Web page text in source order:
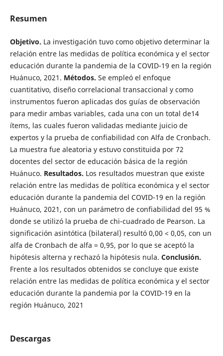
Resumen
Objetivo. La investigación tuvo como objetivo determinar la
relación entre las medidas de política económica y el sector
educación durante la pandemia de la COVID-19 en la región
Huánuco, 2021. Métodos. Se empleó el enfoque
cuantitativo, diseño correlacional transaccional y como
instrumentos fueron aplicadas dos guías de observación
para medir ambas variables, cada una con un total de14
ítems, las cuales fueron validadas mediante juicio de
expertos y la prueba de confiabilidad con Alfa de Cronbach.
La muestra fue aleatoria y estuvo constituida por 72
docentes del sector de educación básica de la región
Huánuco. Resultados. Los resultados muestran que existe
relación entre las medidas de política económica y el sector
educación durante la pandemia del COVID-19 en la región
Huánuco, 2021, con un parámetro de confiabilidad del 95 %
donde se utilizó la prueba de chi-cuadrado de Pearson. La
significación asintótica (bilateral) resultó 0,00 < 0,05, con un
alfa de Cronbach de alfa = 0,95, por lo que se aceptó la
hipótesis alterna y rechazó la hipótesis nula. Conclusión.
Frente a los resultados obtenidos se concluye que existe
relación entre las medidas de política económica y el sector
educación durante la pandemia por la COVID-19 en la
región Huánuco, 2021
Descargas